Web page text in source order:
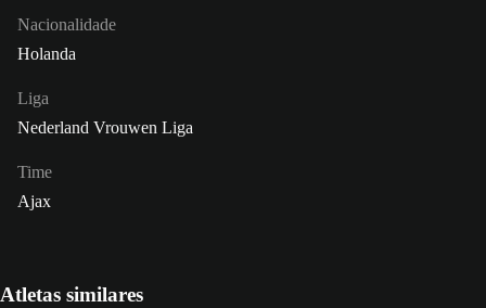
Nacionalidade
Holanda
Liga
Nederland Vrouwen Liga
Time
Ajax
Atletas similares